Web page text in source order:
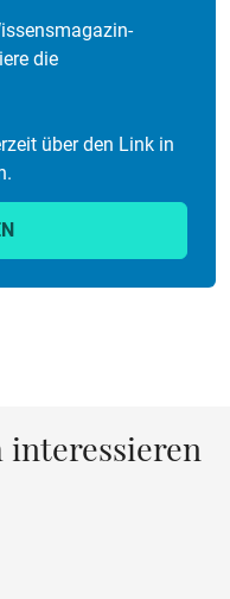
die
über den Link in
interessieren